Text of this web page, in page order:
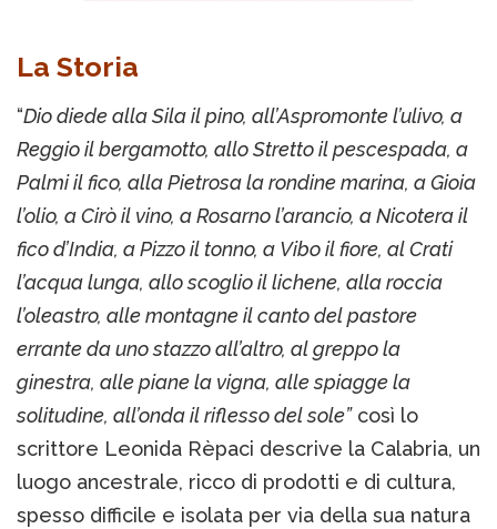
La Storia
“Dio diede alla Sila il pino, all’Aspromonte l’ulivo, a
Reggio il bergamotto, allo Stretto il pescespada, a
Palmi il fico, alla Pietrosa la rondine marina, a Gioia
l’olio, a Cirò il vino, a Rosarno l’arancio, a Nicotera il
fico d’India, a Pizzo il tonno, a Vibo il fiore, al Crati
l’acqua lunga, allo scoglio il lichene, alla roccia
l’oleastro, alle montagne il canto del pastore
errante da uno stazzo all’altro, al greppo la
ginestra, alle piane la vigna, alle spiagge la
solitudine, all’onda il riflesso del sole”così lo
scrittore Leonida Rèpaci descrive la Calabria, un
luogo ancestrale, ricco di prodotti e di cultura,
spesso difficile e isolata per via della sua natura